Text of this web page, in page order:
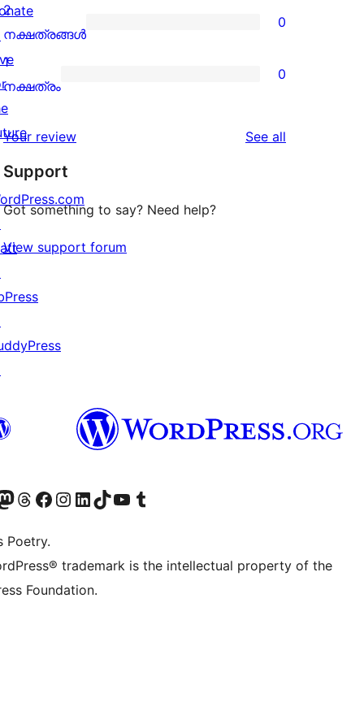
3-
star
reviews
0
2-
star
reviews
2
നക്ഷത്രങ്ങൾ
0
0
1-
star
1
നക്ഷത്രം
0
Your review See all
Support
Got something to say? Need help?
View support forum
account
ബ്ലൂസ്കൈ അക്കൗണ്ട് സന്ദർശിക്കുക
our Mastodon account
ഞങ്ങളുടെ ത്രെഡ്സ് അക്കൗണ്ട് സന്ദർശിക്കുക
Visit our Facebook page
Visit our Instagram account
Visit our LinkedIn account
ഞങ്ങളുടെ ടിക് ടോക് അക്കൗണ്ട് സന്ദർശിക്കുക
Visit our YouTube channel
ഞങ്ങളുടെ ടംബ്ലർ അക്കൗണ്ട് സന്ദർശിക്കുക
Poetry.
trademark is the intellectual property of the
Foundation.